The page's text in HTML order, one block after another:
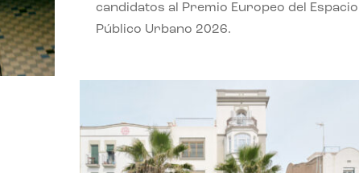
candidatos al Premio Europeo del Espacio
Público Urbano 2026.